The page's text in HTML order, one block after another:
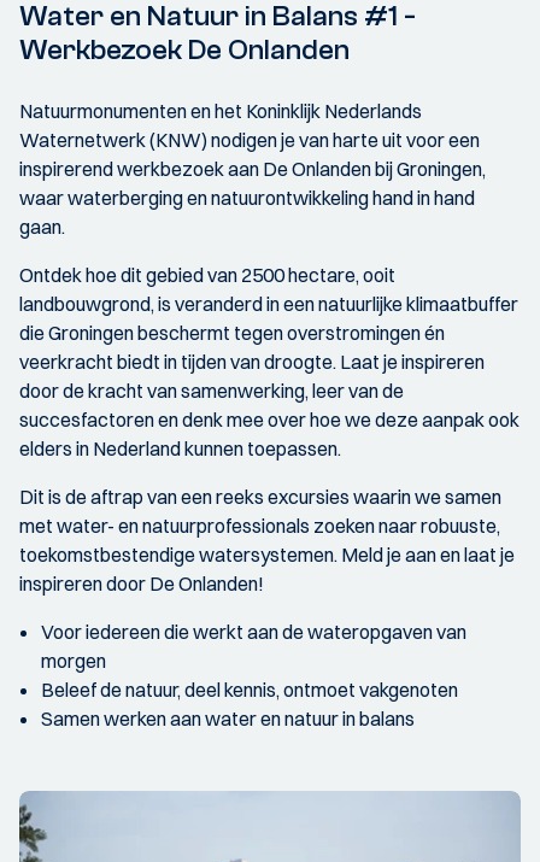
Water en Natuur in Balans #1 -
Werkbezoek De Onlanden
Natuurmonumenten en het Koninklijk Nederlands
Waternetwerk (KNW) nodigen je van harte uit voor een
inspirerend werkbezoek aan De Onlanden bij Groningen,
waar waterberging en natuurontwikkeling hand in hand
gaan.
Ontdek hoe dit gebied van 2500 hectare, ooit
landbouwgrond, is veranderd in een natuurlijke klimaatbuffer
die Groningen beschermt tegen overstromingen én
veerkracht biedt in tijden van droogte. Laat je inspireren
door de kracht van samenwerking, leer van de
succesfactoren en denk mee over hoe we deze aanpak ook
elders in Nederland kunnen toepassen.
Dit is de aftrap van een reeks excursies waarin we samen
met water- en natuurprofessionals zoeken naar robuuste,
toekomstbestendige watersystemen. Meld je aan en laat je
inspireren door De Onlanden!
Voor iedereen die werkt aan de wateropgaven van
morgen
Beleef de natuur, deel kennis, ontmoet vakgenoten
Samen werken aan water en natuur in balans